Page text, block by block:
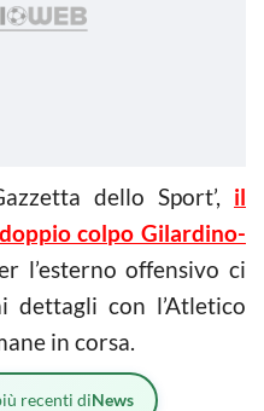
dello Sport’, il
colpo Gilardino-
l’esterno offensivo ci
con l’Atletico
in corsa.
recenti diNews